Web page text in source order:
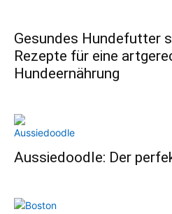
Gesundes Hundefutter
Rezepte für eine
Hundeernährung
Aussiedoodle: Der